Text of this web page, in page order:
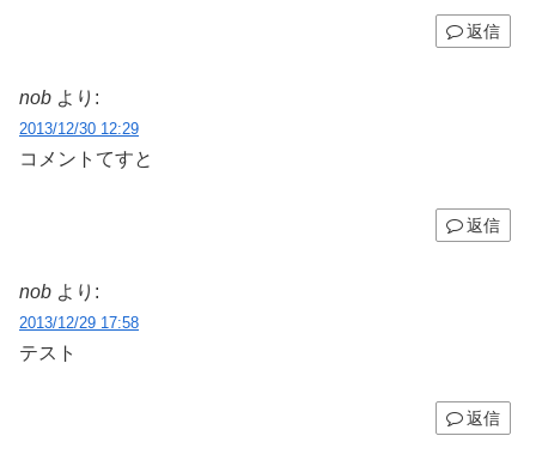
返信
nob より:
2013/12/30 12:29
コメントてすと
返信
nob より:
2013/12/29 17:58
テスト
返信